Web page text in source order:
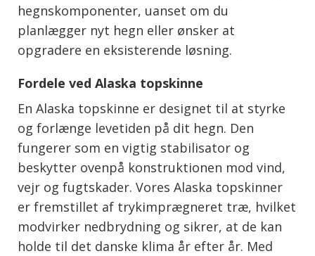
hegnskomponenter, uanset om du
planlægger nyt hegn eller ønsker at
opgradere en eksisterende løsning.
Fordele ved Alaska topskinne
En Alaska topskinne er designet til at styrke
og forlænge levetiden på dit hegn. Den
fungerer som en vigtig stabilisator og
beskytter ovenpå konstruktionen mod vind,
vejr og fugtskader. Vores Alaska topskinner
er fremstillet af trykimprægneret træ, hvilket
modvirker nedbrydning og sikrer, at de kan
holde til det danske klima år efter år. Med